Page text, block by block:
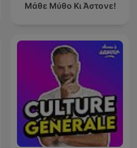
Μάθε Μύθο Κι Άστονε!